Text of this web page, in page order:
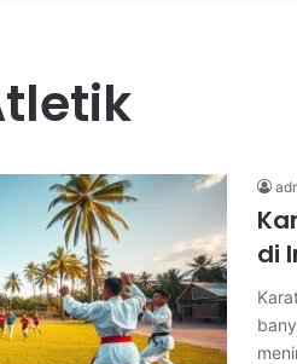
di